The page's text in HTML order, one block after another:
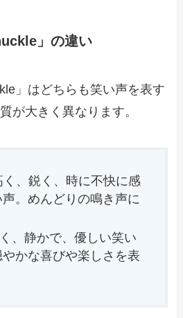
」の違い
」はどちらも笑い声を表す
が大きく異なります。
く、鋭く、時に不快に感
声。めんどりの鳴き声に
く、静かで、優しい笑い
かな喜びや楽しさを表